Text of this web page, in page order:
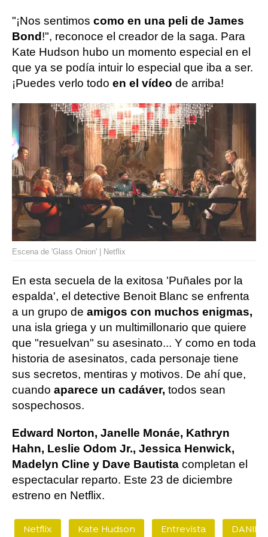
"¡Nos sentimos como en una peli de James
Bond !", reconoce el creador de la saga. Para
Kate Hudson hubo un momento especial en el
que ya se podía intuir lo especial que iba a ser.
¡Puedes verlo todo en el vídeo de arriba!
Escena de 'Glass Onion' | Netflix
En esta secuela de la exitosa 'Puñales por la
espalda', el detective Benoit Blanc se enfrenta
a un grupo de amigos con muchos enigmas,
una isla griega y un multimillonario que quiere
que "resuelvan" su asesinato... Y como en toda
historia de asesinatos, cada personaje tiene
sus secretos, mentiras y motivos. De ahí que,
cuando aparece un cadáver, todos sean
sospechosos.
Edward Norton, Janelle Monáe, Kathryn
Hahn, Leslie Odom Jr., Jessica Henwick,
Madelyn Cline y Dave Bautista completan el
espectacular reparto. Este 23 de diciembre
estreno en Netflix.
Netflix Kate Hudson Entrevista DANIEL